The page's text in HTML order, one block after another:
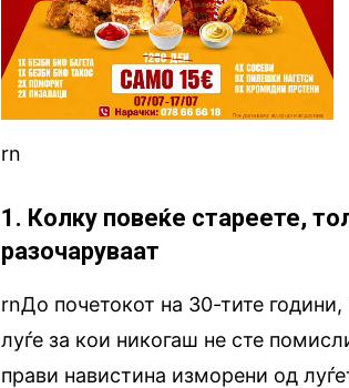
rn
1. Колку повеќе стареете,
разочаруваат
rnДо почетокот на 30-тите
луѓе за кои никогаш не сте
прави навистина изморени од